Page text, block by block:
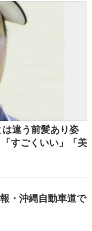
違う前髪あり姿
すごくいい」「美
・沖縄自動車道で